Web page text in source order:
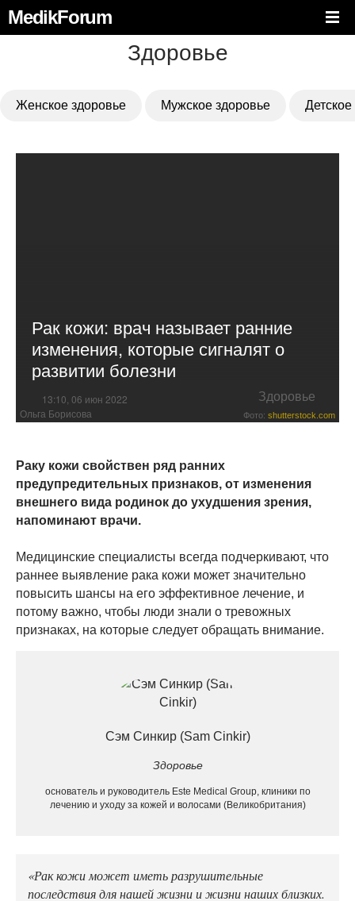
MedikForum
Здоровье
Женское здоровье Мужское здоровье
Рак кожи: врач называет ранние
изменения, которые сигналят о
развитии болезни
13:10, 06 июн 2022 Здоровье
Ольга Борисова Фото: shutterstock.com
Раку кожи свойствен ряд ранних
предупредительных признаков, от изменения
внешнего вида родинок до ухудшения зрения,
напоминают врачи.
Медицинские специалисты всегда подчеркивают, что
раннее выявление рака кожи может значительно
повысить шансы на его эффективное лечение, и
потому важно, чтобы люди знали о тревожных
признаках, на которые следует обращать внимание.
Сэм Синкир (Sam Cinkir)
Здоровье
основатель и руководитель Este Medical Group, клиники по
лечению и уходу за кожей и волосами (Великобритания)
«Рак кожи может иметь разрушительные
последствия для нашей жизни и жизни наших близких.